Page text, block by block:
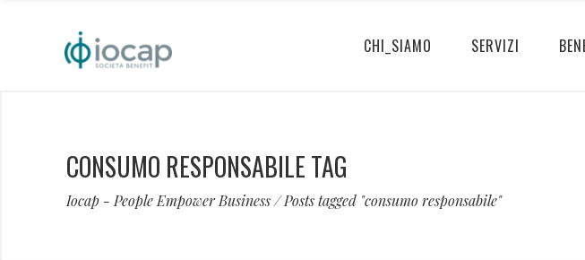
CHI_SIAMO SERVIZI
CONSUMO RESPONSABILE TAG
Iocap - People Empower Business/Posts tagged "consumo responsabile"